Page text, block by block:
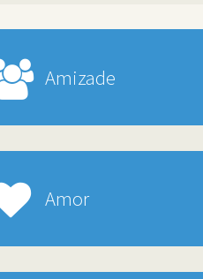
Amizade
Amor